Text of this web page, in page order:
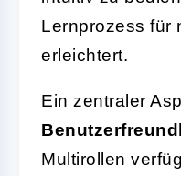
Lernprozess für
erleichtert.
Ein zentraler
Multirollen